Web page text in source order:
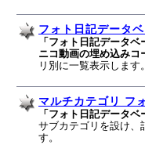
フォト日記データ
「フォト日記データ
ニコ動画の埋め込みコ
リ別に一覧表示します。
マルチカテゴリ フ
「フォト日記データ
サブカテゴリを設け、
す。